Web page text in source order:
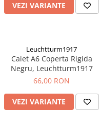
VEZI VARIANTE
Leuchtturm1917
Caiet A6 Coperta Rigida
Negru, Leuchtturm1917
66,00 RON
VEZI VARIANTE